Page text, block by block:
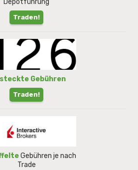
Depotführung
Traden!
Gebühren
Traden!
Gebühren je nach
Trade